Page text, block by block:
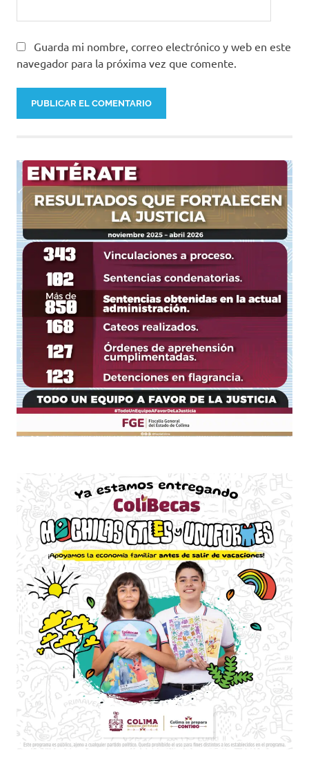
Guarda mi nombre, correo electrónico y web en este
navegador para la próxima vez que comente.